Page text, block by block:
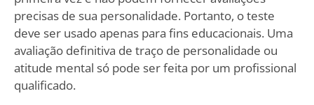
precisas de sua personalidade. Portanto, o teste
deve ser usado apenas para fins educacionais. Uma
avaliação definitiva de traço de personalidade ou
atitude mental só pode ser feita por um profissional
qualificado.